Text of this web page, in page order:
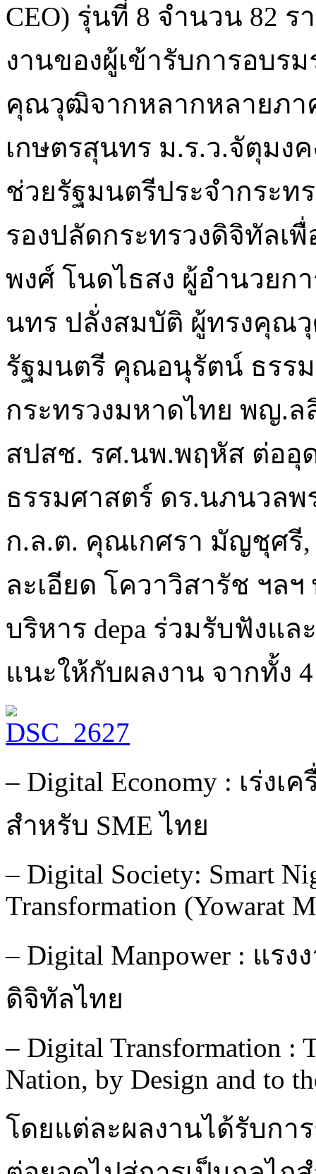
CEO) รุ่นที่ 8 จำนวน 82
งานของผู้เข้ารับการอบร
คุณวุฒิจากหลากหลายภา
เกษตรสุนทร ม.ร.ว.จัตุม
ช่วยรัฐมนตรีประจำกระ
รองปลัดกระทรวงดิจิทัลเ
พงศ์ โนดไธสง ผู้อำนวย
นทร ปลั่งสมบัติ ผู้ทรงคุณ
รัฐมนตรี คุณอนุรัตน์ ธรร
กระทรวงมหาดไทย พญ.ล
สปสช. รศ.นพ.พฤหัส ต่ออุ
ธรรมศาสตร์ ดร.นภนวล
ก.ล.ต. คุณเกศรา มัญชุศ
ละเอียด โควาวิสารัช ฯล
บริหาร depa ร่วมรับฟังแ
แนะให้กับผลงาน จากทั้ง
– Digital Economy : เร่งเ
สำหรับ SME ไทย
– Digital Society: Smart
Transformation (Yowarat
– Digital Manpower : แร
ดิจิทัลไทย
– Digital Transformation :
Nation, by Design and to
โดยแต่ละผลงานได้รับกา